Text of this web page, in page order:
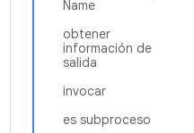
Name
obtener
información de
salida
invocar
es subproceso